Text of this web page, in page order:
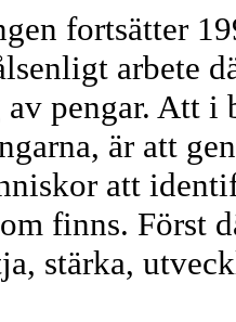
fortsätter
arbete
pengar. Att i
är att
att
finns. Först
stärka,